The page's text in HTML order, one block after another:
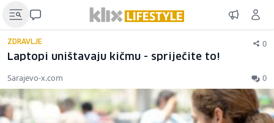
ZDRAVLJE 0
Laptopi uništavaju kičmu - spriječite to!
Sarajevo-x.com 0